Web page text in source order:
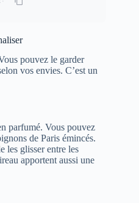
pouvez le garder
vos envies. C’est un
parfumé. Vous pouvez
de Paris émincés.
les glisser entre les
apportent aussi une